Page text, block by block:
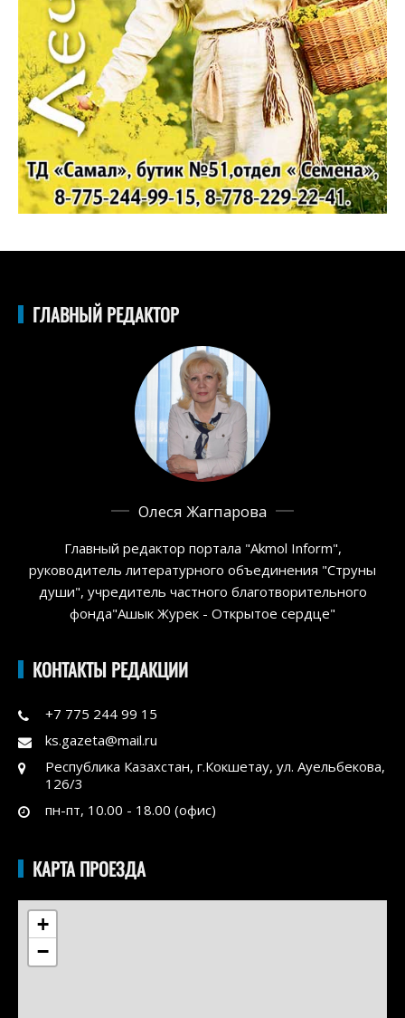
ГЛАВНЫЙ РЕДАКТОР
Олеся Жагпарова
Главный редактор портала "Akmol Inform",
руководитель литературного объединения "Струны
души", учредитель частного благотворительного
фонда"Ашык Журек - Открытое сердце"
КОНТАКТЫ РЕДАКЦИИ
+7 775 244 99 15
ks.gazeta@mail.ru
Республика Казахстан, г.Кокшетау, ул. Ауельбекова,
126/3
пн-пт, 10.00 - 18.00 (офис)
КАРТА ПРОЕЗДА
+
−